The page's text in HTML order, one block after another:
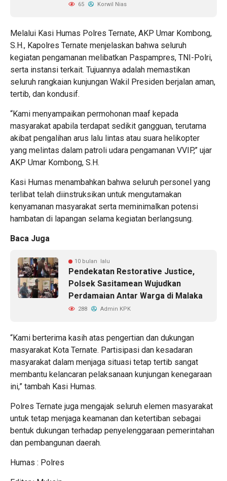
65 Korwil Nias
Melalui Kasi Humas Polres Ternate, AKP Umar Kombong,
S.H., Kapolres Ternate menjelaskan bahwa seluruh
kegiatan pengamanan melibatkan Paspampres, TNI-Polri,
serta instansi terkait. Tujuannya adalah memastikan
seluruh rangkaian kunjungan Wakil Presiden berjalan aman,
tertib, dan kondusif.
“Kami menyampaikan permohonan maaf kepada
masyarakat apabila terdapat sedikit gangguan, terutama
akibat pengalihan arus lalu lintas atau suara helikopter
yang melintas dalam patroli udara pengamanan VVIP,” ujar
AKP Umar Kombong, S.H.
Kasi Humas menambahkan bahwa seluruh personel yang
terlibat telah diinstruksikan untuk mengutamakan
kenyamanan masyarakat serta meminimalkan potensi
hambatan di lapangan selama kegiatan berlangsung.
Baca Juga
10 bulan lalu
Pendekatan Restorative Justice,
Polsek Sasitamean Wujudkan
Perdamaian Antar Warga di Malaka
288 Admin KPK
“Kami berterima kasih atas pengertian dan dukungan
masyarakat Kota Ternate. Partisipasi dan kesadaran
masyarakat dalam menjaga situasi tetap tertib sangat
membantu kelancaran pelaksanaan kunjungan kenegaraan
ini,” tambah Kasi Humas.
Polres Ternate juga mengajak seluruh elemen masyarakat
untuk tetap menjaga keamanan dan ketertiban sebagai
bentuk dukungan terhadap penyelenggaraan pemerintahan
dan pembangunan daerah.
Humas : Polres